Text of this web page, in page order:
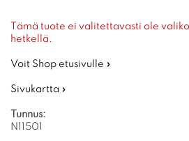
Tämä tuote ei valitettavasti ole
hetkellä.
Voit Shop etusivulle »
Sivukartta »
Tunnus:
N11501